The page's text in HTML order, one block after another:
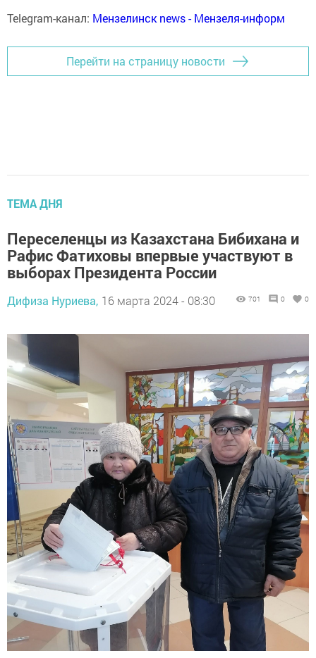
Telegram-канал: Мензелинск news - Мензеля-информ
Перейти на страницу новости
ТЕМА ДНЯ
Переселенцы из Казахстана Бибихана и
Рафис Фатиховы впервые участвуют в
выборах Президента России
Дифиза Нуриева, 16 марта 2024 - 08:30 701 0 0